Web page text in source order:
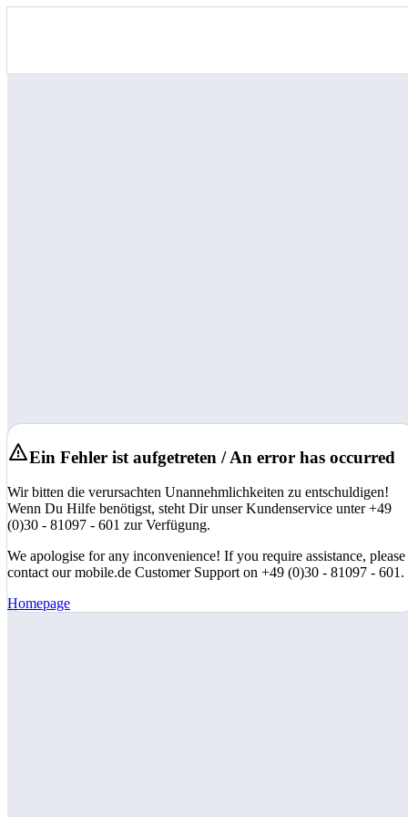
Ein Fehler ist aufgetreten / An error has occurred
Wir bitten die verursachten Unannehmlichkeiten zu entschuldigen!
Wenn Du Hilfe benötigst, steht Dir unser Kundenservice unter +49
(0)30 - 81097 - 601 zur Verfügung.
We apologise for any inconvenience! If you require assistance, please
contact our mobile.de Customer Support on +49 (0)30 - 81097 - 601.
Homepage